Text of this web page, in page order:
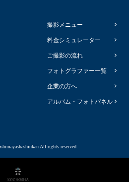
撮影メニュー
料金シミュレーター
ご撮影の流れ
フォトグラファー一覧
企業の方へ
アルバム・フォトパネル
All rights reserved.